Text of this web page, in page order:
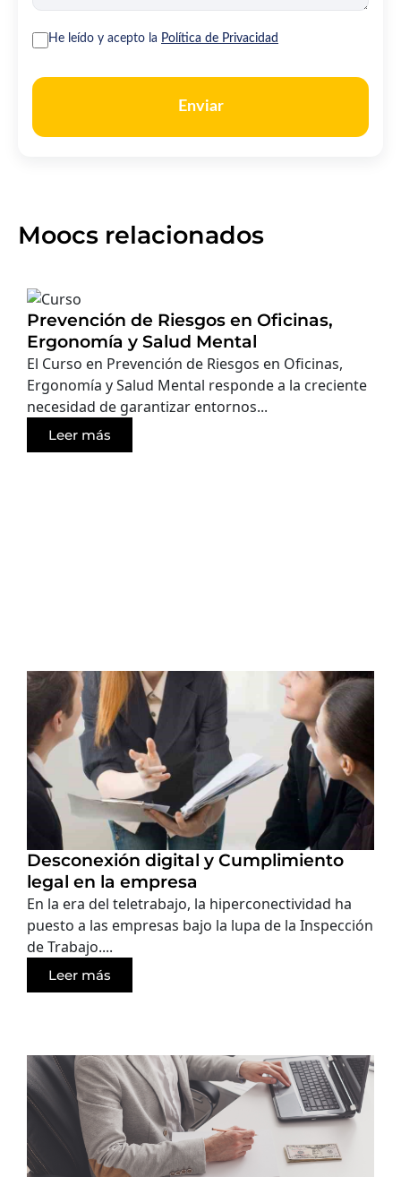
He leído y acepto la Política de Privacidad
Enviar
Moocs relacionados
Prevención de Riesgos en Oficinas,
Ergonomía y Salud Mental
El Curso en Prevención de Riesgos en Oficinas,
Ergonomía y Salud Mental responde a la creciente
necesidad de garantizar entornos...
Leer más
Desconexión digital y Cumplimiento
legal en la empresa
En la era del teletrabajo, la hiperconectividad ha
puesto a las empresas bajo la lupa de la Inspección
de Trabajo....
Leer más